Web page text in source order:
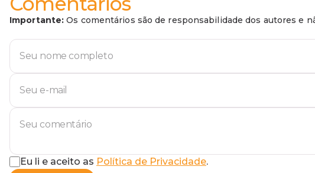
Importante: Os comentários são de responsabilidade dos autores e
Eu li e aceito as Política de Privacidade.